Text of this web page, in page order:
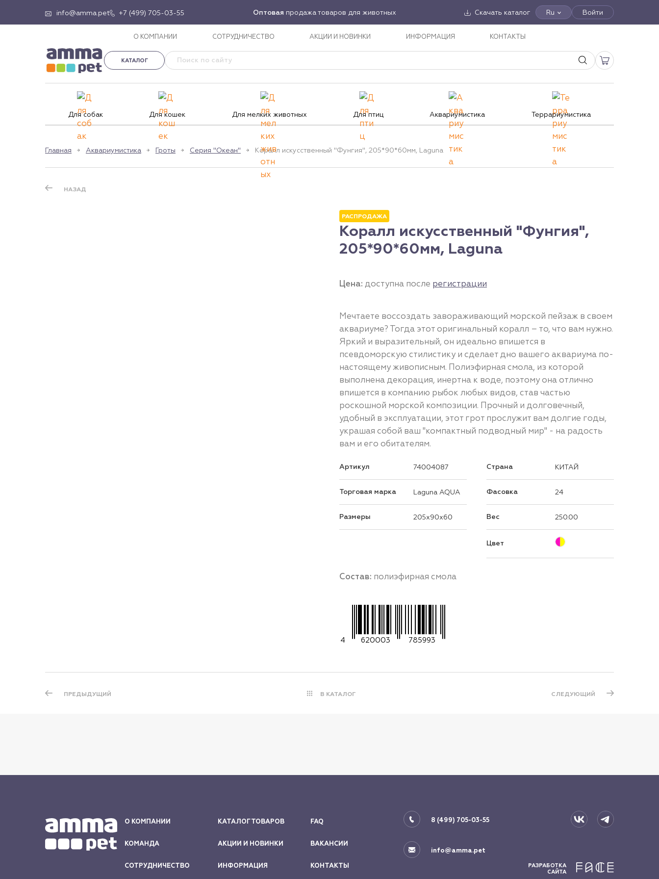
info@amma.pet +7 (499) 705-03-55 Оптовая продажа товаров для животных Скачать каталог Ru Войти
О КОМПАНИИ СОТРУДНИЧЕСТВО АКЦИИ И НОВИНКИ ИНФОРМАЦИЯ КОНТАКТЫ
КАТАЛОГ
Для собак Для кошек Для мелких животных Для птиц Аквариумистика Террариумистика
Главная Аквариумистика Гроты Серия "Океан" Коралл искусственный "Фунгия", 205*90*60мм, Laguna
НАЗАД
РАСПРОДАЖА
Коралл искусственный "Фунгия",
205*90*60мм, Laguna
Цена: доступна после регистрации
Мечтаете воссоздать завораживающий морской пейзаж в своем
аквариуме? Тогда этот оригинальный коралл – то, что вам нужно.
Яркий и выразительный, он идеально впишется в
псевдоморскую стилистику и сделает дно вашего аквариума по-
настоящему живописным. Полиэфирная смола, из которой
выполнена декорация, инертна к воде, поэтому она отлично
впишется в компанию рыбок любых видов, став частью
роскошной морской композиции. Прочный и долговечный,
удобный в эксплуатации, этот грот прослужит вам долгие годы,
украшая собой ваш "компактный подводный мир" - на радость
вам и его обитателям.
Артикул 74004087
Торговая марка Laguna AQUA
Размеры 205x90x60
Страна КИТАЙ
Фасовка 24
Вес 250.00
Цвет
Состав: полиэфирная смола
4 620003 785993
ПРЕДЫДУЩИЙ В КАТАЛОГ СЛЕДУЮЩИЙ
О КОМПАНИИ
КОМАНДА
СОТРУДНИЧЕСТВО
КАТАЛОГ ТОВАРОВ
АКЦИИ И НОВИНКИ
ИНФОРМАЦИЯ
FAQ
ВАКАНСИИ
КОНТАКТЫ
8 (499) 705-03-55
info@amma.pet
РАЗРАБОТКА
САЙТА